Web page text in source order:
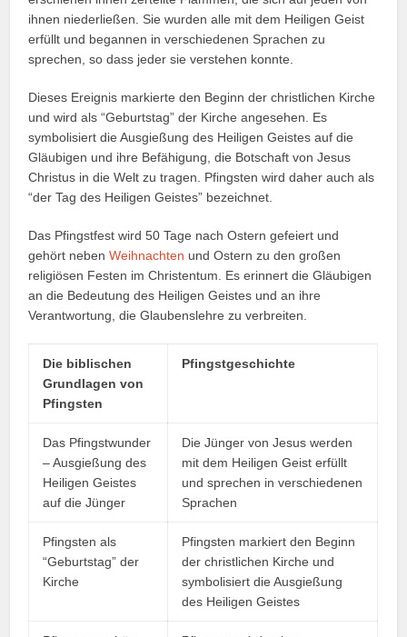
ihnen niederließen. Sie wurden alle mit dem Heiligen Geist
erfüllt und begannen in verschiedenen Sprachen zu
sprechen, so dass jeder sie verstehen konnte.
Dieses Ereignis markierte den Beginn der christlichen Kirche
und wird als “Geburtstag” der Kirche angesehen. Es
symbolisiert die Ausgießung des Heiligen Geistes auf die
Gläubigen und ihre Befähigung, die Botschaft von Jesus
Christus in die Welt zu tragen. Pfingsten wird daher auch als
“der Tag des Heiligen Geistes” bezeichnet.
Das Pfingstfest wird 50 Tage nach Ostern gefeiert und
gehört nebenWeihnachten und Ostern zu den großen
religiösen Festen im Christentum. Es erinnert die Gläubigen
an die Bedeutung des Heiligen Geistes und an ihre
Verantwortung, die Glaubenslehre zu verbreiten.
Die biblischen
Grundlagen von
Pfingsten
Pfingstgeschichte
Das Pfingstwunder
– Ausgießung des
Heiligen Geistes
auf die Jünger
Die Jünger von Jesus werden
mit dem Heiligen Geist erfüllt
und sprechen in verschiedenen
Sprachen
Pfingsten als
“Geburtstag” der
Kirche
Pfingsten markiert den Beginn
der christlichen Kirche und
symbolisiert die Ausgießung
des Heiligen Geistes